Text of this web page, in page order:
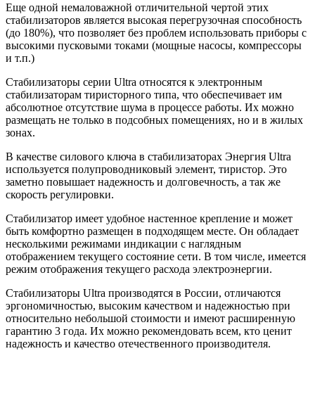
Еще одной немаловажной отличительной чертой этих
стабилизаторов является высокая перегрузочная способность
(до 180%), что позволяет без проблем использовать приборы с
высокими пусковыми токами (мощные насосы, компрессоры
и т.п.)
Стабилизаторы серии Ultra относятся к электронным
стабилизаторам тиристорного типа, что обеспечивает им
абсолютное отсутствие шума в процессе работы. Их можно
размещать не только в подсобных помещениях, но и в жилых
зонах.
В качестве силового ключа в стабилизаторах Энергия Ultra
используется полупроводниковый элемент, тиристор. Это
заметно повышает надежность и долговечность, а так же
скорость регулировки.
Стабилизатор имеет удобное настенное крепление и может
быть комфортно размещен в подходящем месте. Он обладает
несколькими режимами индикации с наглядным
отображением текущего состояние сети. В том числе, имеется
режим отображения текущего расхода электроэнергии.
Стабилизаторы Ultra производятся в России, отличаются
эргономичностью, высоким качеством и надежностью при
относительно небольшой стоимости и имеют расширенную
гарантию 3 года. Их можно рекомендовать всем, кто ценит
надежность и качество отечественного производителя.